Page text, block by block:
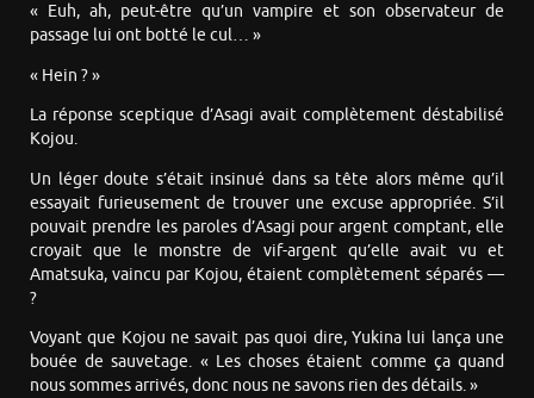
« Euh, ah, peut-être qu’un vampire et son observateur de
passage lui ont botté le cul… »
« Hein ? »
La réponse sceptique d’Asagi avait complètement déstabilisé
Kojou.
Un léger doute s’était insinué dans sa tête alors même qu’il
essayait furieusement de trouver une excuse appropriée. S’il
pouvait prendre les paroles d’Asagi pour argent comptant, elle
croyait que le monstre de vif-argent qu’elle avait vu et
Amatsuka, vaincu par Kojou, étaient complètement séparés —
?
Voyant que Kojou ne savait pas quoi dire, Yukina lui lança une
bouée de sauvetage. « Les choses étaient comme ça quand
nous sommes arrivés, donc nous ne savons rien des détails. »